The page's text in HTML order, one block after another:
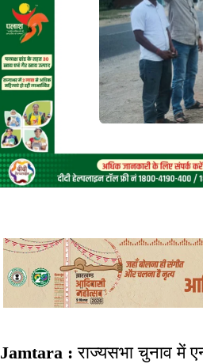
Jamtara :राज्यसभा चुनाव में